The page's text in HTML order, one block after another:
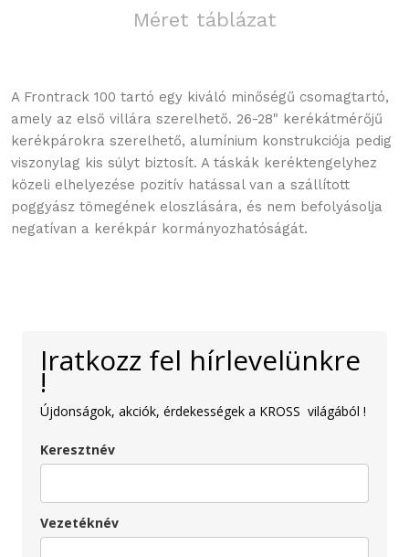
Méret táblázat
A Frontrack 100 tartó egy kiváló minőségű csomagtartó,
amely az első villára szerelhető. 26-28" kerékátmérőjű
kerékpárokra szerelhető, alumínium konstrukciója pedig
viszonylag kis súlyt biztosít. A táskák keréktengelyhez
közeli elhelyezése pozitív hatással van a szállított
poggyász tömegének eloszlására, és nem befolyásolja
negatívan a kerékpár kormányozhatóságát.
Iratkozz fel hírlevelünkre
!
Újdonságok, akciók, érdekességek a KROSS világából !
Keresztnév
Vezetéknév